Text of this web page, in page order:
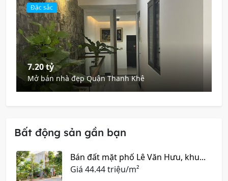
Đặc sắc
7.20 tỷ
Mở bán nhà đẹp Quận Thanh Khê
Bất động sản gần bạn
Bán đất mặt phố Lê Văn Hưu, khu...
Giá 44.44 triệu/m²